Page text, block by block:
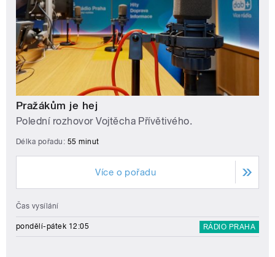
Pražákům je hej
Polední rozhovor Vojtěcha Přívětivého.
Délka pořadu: 55 minut
Více o pořadu
Čas vysílání
pondělí-pátek 12:05 RÁDIO PRAHA